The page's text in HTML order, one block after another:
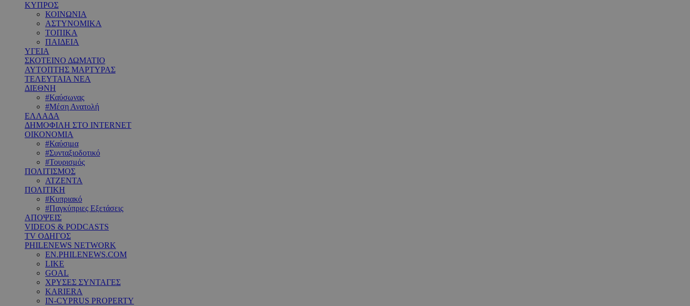
ΚΥΠΡΟΣ
ΚΟΙΝΩΝΙΑ
ΑΣΤΥΝΟΜΙΚΑ
ΤΟΠΙΚΑ
ΠΑΙΔΕΙΑ
ΥΓΕΙΑ
ΣΚΟΤΕΙΝΟ ΔΩΜΑΤΙΟ
ΑΥΤΟΠΤΗΣ ΜΑΡΤΥΡΑΣ
ΤΕΛΕΥΤΑΙΑ ΝΕΑ
ΔΙΕΘΝΗ
#Καύσωνας
#Μέση Ανατολή
ΕΛΛΑΔΑ
ΔΗΜΟΦΙΛΗ ΣΤΟ INTERNET
ΟΙΚΟΝΟΜΙΑ
#Καύσιμα
#Συνταξιοδοτικό
#Τουρισμός
ΠΟΛΙΤΙΣΜΟΣ
ΑΤΖΕΝΤΑ
ΠΟΛΙΤΙΚΗ
#Κυπριακό
#Παγκύπριες Εξετάσεις
ΑΠΟΨΕΙΣ
VIDEOS & PODCASTS
TV ΟΔΗΓΟΣ
PHILENEWS NETWORK
EN.PHILENEWS.COM
LIKE
GOAL
ΧΡΥΣΕΣ ΣΥΝΤΑΓΕΣ
KARIERA
IN-CYPRUS PROPERTY